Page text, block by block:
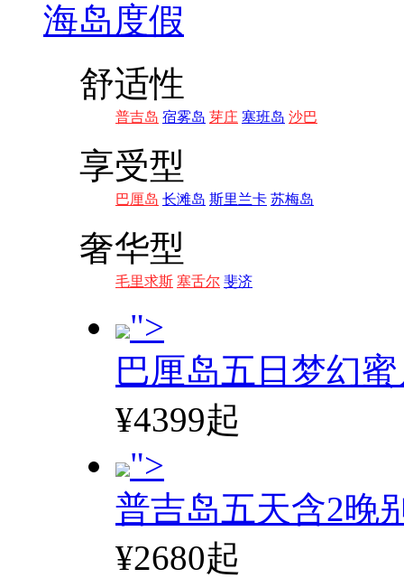
海岛度假
舒适性
普吉岛 宿雾岛 芽庄 塞班岛 沙巴
享受型
巴厘岛 长滩岛 斯里兰卡 苏梅岛
奢华型
毛里求斯 塞舌尔 斐济
">
巴厘岛五日梦幻
¥4399起
">
普吉岛五天含2晚
¥2680起